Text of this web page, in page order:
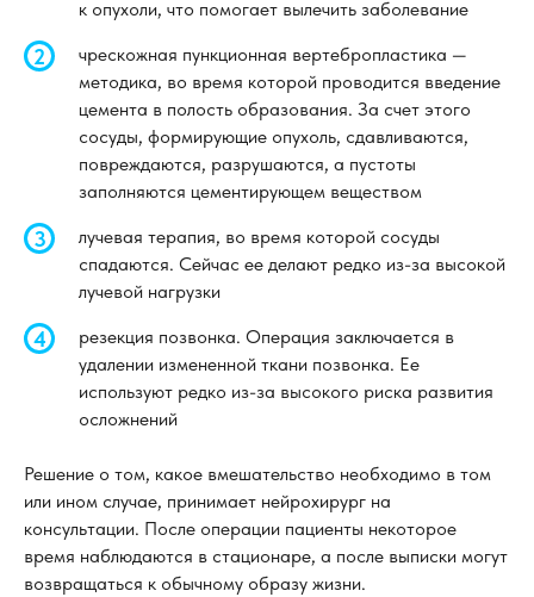
к опухоли, что помогает вылечить заболевание
чрескожная пункционная вертебропластика —
методика, во время которой проводится введение
цемента в полость образования. За счет этого
сосуды, формирующие опухоль, сдавливаются,
повреждаются, разрушаются, а пустоты
заполняются цементирующем веществом
лучевая терапия, во время которой сосуды
спадаются. Сейчас ее делают редко из-за высокой
лучевой нагрузки
резекция позвонка. Операция заключается в
удалении измененной ткани позвонка. Ее
используют редко из-за высокого риска развития
осложнений
Решение о том, какое вмешательство необходимо в том
или ином случае, принимает нейрохирург на
консультации. После операции пациенты некоторое
время наблюдаются в стационаре, а после выписки могут
возвращаться к обычному образу жизни.